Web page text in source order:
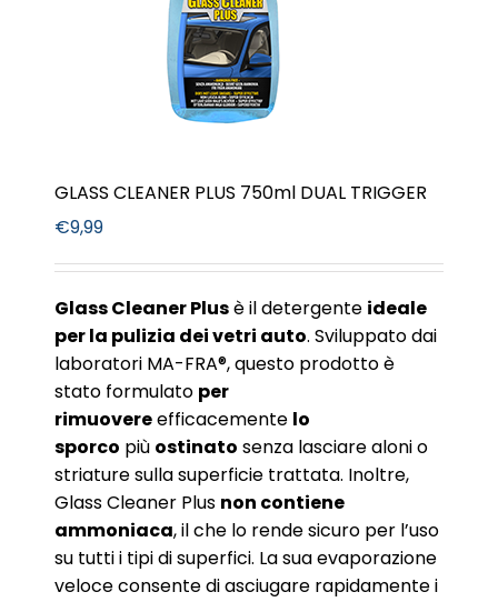
GLASS CLEANER PLUS 750ml DUAL TRIGGER
€9,99
Glass Cleaner Plusè il detergente ideale
per la pulizia dei vetri auto. Sviluppato dai
laboratori MA-FRA®, questo prodotto è
stato formulato per
rimuovereefficacemente lo
sporco più ostinato senza lasciare aloni o
striature sulla superficie trattata. Inoltre,
Glass Cleaner Plus non contiene
ammoniaca, il che lo rende sicuro per l’uso
su tutti i tipi di superfici. La sua evaporazione
veloce consente di asciugare rapidamente i